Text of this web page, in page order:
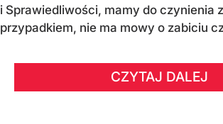
i Sprawiedliwości, mamy do czynienia
przypadkiem, nie ma mowy o zabiciu
CZYTAJ DALEJ